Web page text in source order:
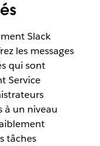
Slack
les messages
qui sont
Service
à un niveau
tâches